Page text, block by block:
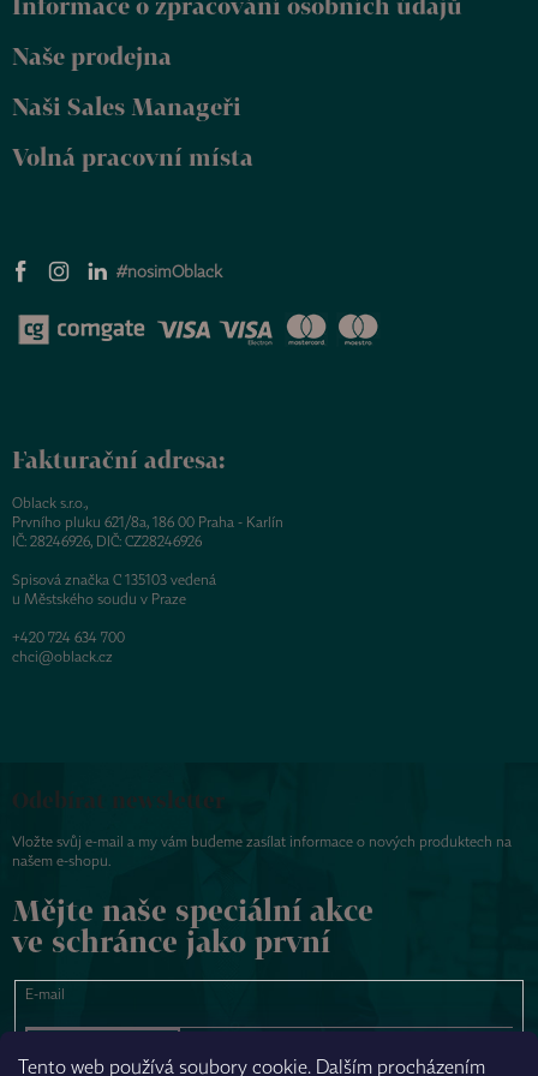
Tento web používá soubory cookie. Dalším procházením
Naše prodejna
Naši Sales Manageři
Volná pracovní místa
#nosimOblack
Fakturační adresa:
Oblack s.r.o.,
Prvního pluku 621/8a, 186 00 Praha - Karlín
IČ: 28246926, DIČ: CZ28246926
Spisová značka C 135103 vedená
u Městského soudu v Praze
+420 724 634 700
chci@oblack.cz
Odebírat newsletter
Vložte svůj e-mail a my vám budeme zasílat informace o nových produktech na
našem e-shopu.
Mějte naše speciální akce
ve schránce jako první
E-mail